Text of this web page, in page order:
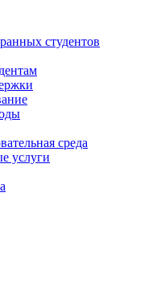
студентов
среда
услуги